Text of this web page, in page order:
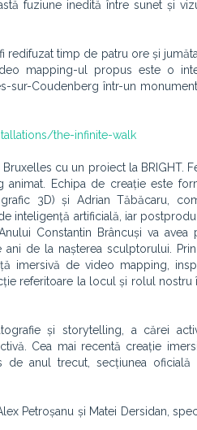
fuziune inedită între sunet și
redifuzat timp de patru ore și
mapping-ul propus este o
sur-Coudenberg într-un
the-infinite-walk
Bruxelles cu un proiect la BRIGHT.
Echipa de creație este
3D) și Adrian Tăbăcaru,
inteligență artificială, iar
Constantin Brâncuși va avea
de la nașterea sculptorului. Prin
imersivă de video mapping,
referitoare la locul și rolul nostru
și storytelling, a cărei
Cea mai recentă creație
anul trecut, secțiunea oficială
Petroșanu și Matei Dersidan,